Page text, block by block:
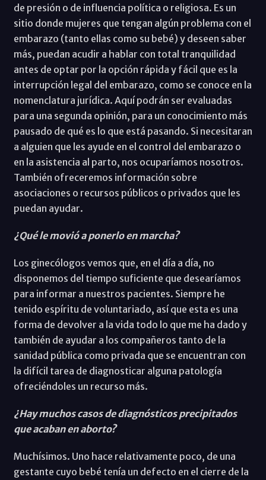
de presión o de influencia política o religiosa. Es un
sitio donde mujeres que tengan algún problema con el
embarazo (tanto ellas como su bebé) y deseen saber
más, puedan acudir a hablar con total tranquilidad
antes de optar por la opción rápida y fácil que es la
interrupción legal del embarazo, como se conoce en la
nomenclatura jurídica. Aquí podrán ser evaluadas
para una segunda opinión, para un conocimiento más
pausado de qué es lo que está pasando. Si necesitaran
a alguien que les ayude en el control del embarazo o
en la asistencia al parto, nos ocuparíamos nosotros.
También ofreceremos información sobre
asociaciones o recursos públicos o privados que les
puedan ayudar.
¿Qué le movió a ponerlo en marcha?
Los ginecólogos vemos que, en el día a día, no
disponemos del tiempo suficiente que desearíamos
para informar a nuestros pacientes. Siempre he
tenido espíritu de voluntariado, así que esta es una
forma de devolver a la vida todo lo que me ha dado y
también de ayudar a los compañeros tanto de la
sanidad pública como privada que se encuentran con
la difícil tarea de diagnosticar alguna patología
ofreciéndoles un recurso más.
¿Hay muchos casos de diagnósticos precipitados
que acaban en aborto?
Muchísimos. Uno hace relativamente poco, de una
gestante cuyo bebé tenía un defecto en el cierre de la